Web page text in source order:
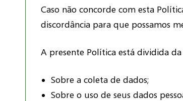
Caso não concorde com esta
discordância para que possamos
A presente Política está dividida
Sobre a coleta de dados;
Sobre o uso de seus dados